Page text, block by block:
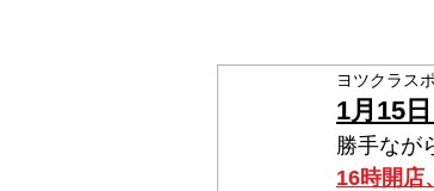
ヨツクラス
1月15日
勝手なが
16時開店